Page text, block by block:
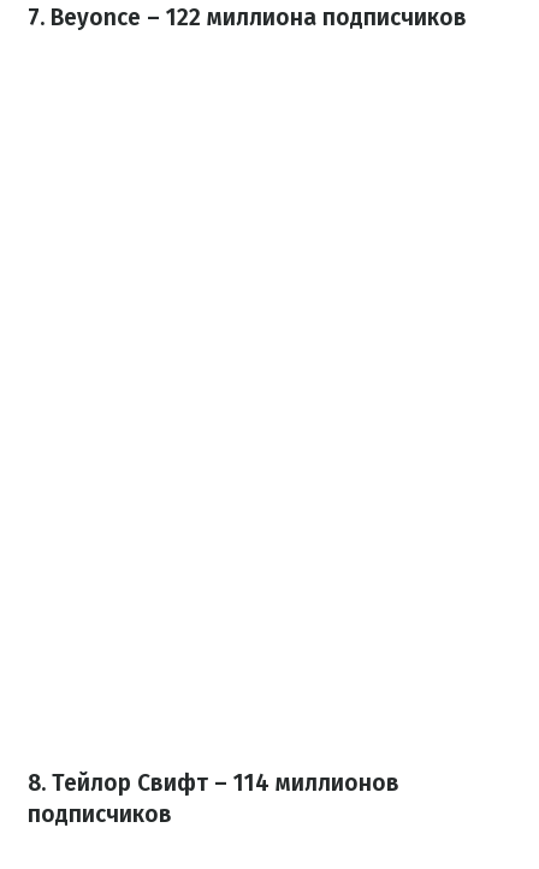
7. Beyoncе – 122 миллиона подписчиков
8. Тейлор Свифт – 114 миллионов
подписчиков